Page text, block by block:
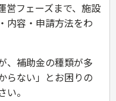
営フェーズまで、施設
内容・申請方法をわ
、補助金の種類が多
らない」とお困りの
。